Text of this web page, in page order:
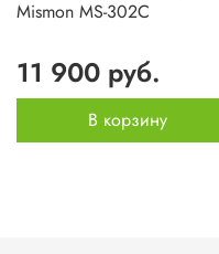
Mismon MS-302C
11 900 руб.
В корзину